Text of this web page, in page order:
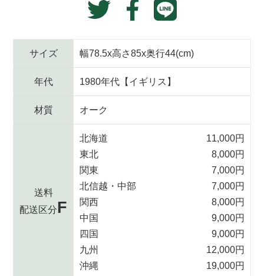
Twitter
稿
る
Facebook
ア
す
る
Translation
missing:
サイズ 幅78.5x高さ85x奥行44(cm)
年代 1980年代【イギリス】
材質 オーク
送料
配送区分F
北海道
11,000円
東北
8,000円
関東
7,000円
北信越・中部
7,000円
関西
8,000円
中国
9,000円
四国
9,000円
九州
12,000円
沖縄
19,000円